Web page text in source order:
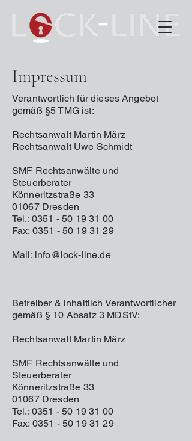
Impressum
Verantwortlich für dieses Angebot
gemäß §5 TMG ist:
Rechtsanwalt Martin März
Rechtsanwalt Uwe Schmidt
SMF Rechtsanwälte und
Steuerberater
Könneritzstraße 33
01067 Dresden
Tel.: 0351 - 50 19 31 00
Fax: 0351 - 50 19 31 29
Mail: info@lock-line.de
Betreiber & inhaltlich Verantwortlicher
gemäß § 10 Absatz 3 MDStV:
Rechtsanwalt Martin März
SMF Rechtsanwälte und
Steuerberater
Könneritzstraße 33
01067 Dresden
Tel.: 0351 - 50 19 31 00
Fax: 0351 - 50 19 31 29